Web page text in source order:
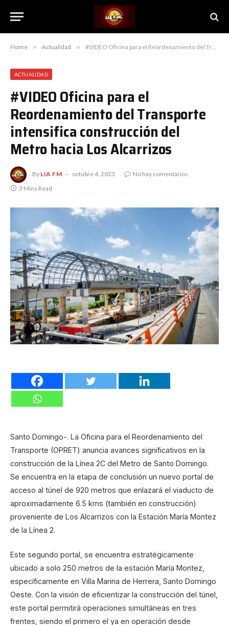
Home » Actualidad » #VIDEO Oficina para el Reordenamiento del Transporte intensifica construcción del Metro hacia Los Alcarrizos
ACTUALIDAD
#VIDEO Oficina para el
Reordenamiento del Transporte
intensifica construcción del
Metro hacia Los Alcarrizos
By LIA FM octubre 4, 2023
No hay comentarios
3 Mins Read
Santo Domingo-. La Oficina para el Reordenamiento del
Transporte (OPRET) anuncia avances significativos en la
construcción de la Línea 2C del Metro de Santo Domingo.
Se encuentra en la etapa de conclusión un nuevo portal de
acceso al túnel de 920 metros que enlazará el viaducto de
aproximadamente 6.5 kms (también en construcción)
proveniente de Los Alcarrizos con la Estación María Montez
de la Línea 2.
Este segundo portal, se encuentra estratégicamente
ubicado a solo 250 metros de la estación María Montez,
específicamente en Villa Marina de Herrera, Santo Domingo
Oeste. Con la visión de eficientizar la construcción del túnel,
este portal permitirá operaciones simultáneas en tres
frentes, siendo el primero el ya en operación desde